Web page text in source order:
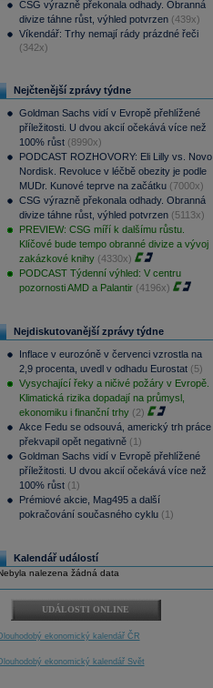
CSG výrazně překonala odhady. Obranná
divize táhne růst, výhled potvrzen (439x)
Víkendář: Trhy nemají rády prázdné řeči
(342x)
Nejčtenější zprávy týdne
Goldman Sachs vidí v Evropě přehlížené
příležitosti. U dvou akcií očekává více než
100% růst (8990x)
PODCAST ROZHOVORY: Eli Lilly vs. Novo
Nordisk. Revoluce v léčbě obezity je podle
MUDr. Kunové teprve na začátku (7000x)
CSG výrazně překonala odhady. Obranná
divize táhne růst, výhled potvrzen (5113x)
PREVIEW: CSG míří k dalšímu růstu.
Klíčové bude tempo obranné divize a vývoj
zakázkové knihy (4330x)
PODCAST Týdenní výhled: V centru
pozornosti AMD a Palantir (4196x)
Nejdiskutovanější zprávy týdne
Inflace v eurozóně v červenci vzrostla na
2,9 procenta, uvedl v odhadu Eurostat (5)
Vysychající řeky a ničivé požáry v Evropě.
Klimatická rizika dopadají na průmysl,
ekonomiku i finanční trhy (2)
Akce Fedu se odsouvá, americký trh práce
překvapil opět negativně (1)
Goldman Sachs vidí v Evropě přehlížené
příležitosti. U dvou akcií očekává více než
100% růst (1)
Prémiové akcie, Mag495 a další
pokračování současného cyklu (1)
Kalendář událostí
nalezena žádná data
UDÁLOSTI ONLINE
ekonomický kalendář ČR
ekonomický kalendář Svět